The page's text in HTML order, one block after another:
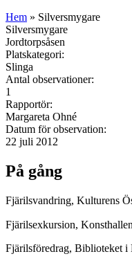
Hem » Silversmygare
Silversmygare
Jordtorpsåsen
Platskategori:
Slinga
Antal observationer:
1
Rapportör:
Margareta Ohné
Datum för observation:
22 juli 2012
På gång
Fjärilsvandring, Kulturens
Fjärilsexkursion,
Fjärilsföredrag, Biblioteket i